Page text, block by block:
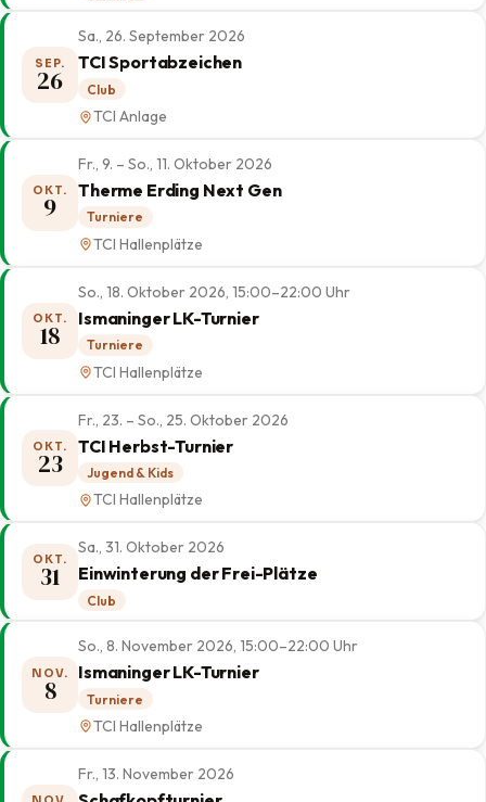
SEP.
26
Sa., 26. September 2026
TCI Sportabzeichen
Club
TCI Anlage
OKT.
9
Fr., 9. – So., 11. Oktober 2026
Therme Erding Next Gen
Turniere
TCI Hallenplätze
OKT.
18
So., 18. Oktober 2026, 15:00–22:00 Uhr
Ismaninger LK-Turnier
Turniere
TCI Hallenplätze
OKT.
23
Fr., 23. – So., 25. Oktober 2026
TCI Herbst-Turnier
Jugend & Kids
TCI Hallenplätze
OKT.
31
Sa., 31. Oktober 2026
Einwinterung der Frei-Plätze
Club
NOV.
8
So., 8. November 2026, 15:00–22:00 Uhr
Ismaninger LK-Turnier
Turniere
TCI Hallenplätze
Fr., 13. November 2026